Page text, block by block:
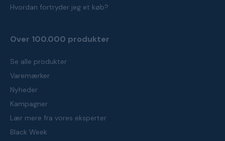
Hvordan fortryder jeg et køb?
Over 100.000 produkter
Se alle produkter
Varemærker
Nyheder
Kampagner
Lær mere fra vores eksperter
Black Week